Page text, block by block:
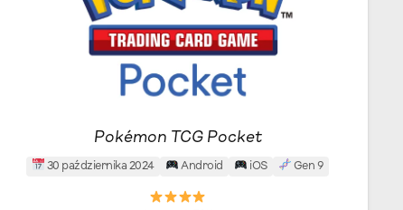
Pokémon TCG Pocket
30 października 2024 Android iOS Gen 9